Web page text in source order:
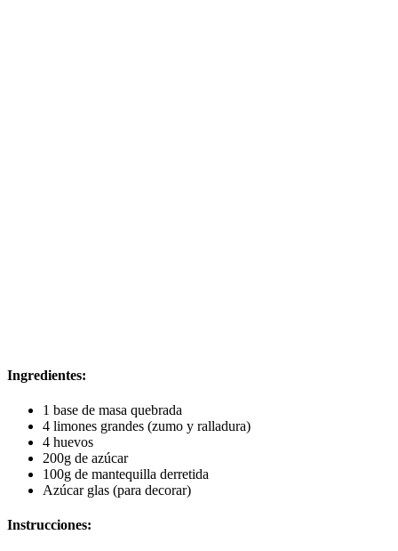
Ingredientes:
1 base de masa quebrada
4 limones grandes (zumo y ralladura)
4 huevos
200g de azúcar
100g de mantequilla derretida
Azúcar glas (para decorar)
Instrucciones: